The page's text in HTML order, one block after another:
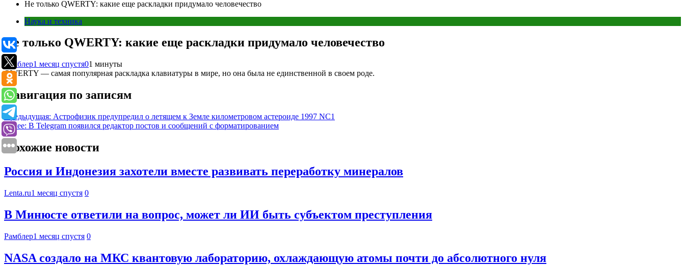
Не только QWERTY: какие еще раскладки придумало человечество
Наука и техника
Не только QWERTY: какие еще раскладки придумало человечество
Рамблер1 месяц спустя01 минуты
QWERTY — самая популярная раскладка клавиатуры в мире, но она была не единственной в своем роде.
Навигация по записям
Предыдущая: Астрофизик предупредил о летящем к Земле километровом астероиде 1997 NC1
Далее: В Telegram появился редактор постов и сообщений с форматированием
Похожие новости
Россия и Индонезия захотели вместе развивать переработку минералов
Lenta.ru1 месяц спустя 0
В Минюсте ответили на вопрос, может ли ИИ быть субъектом преступления
Рамблер1 месяц спустя 0
NASA создало на МКС квантовую лабораторию, охлаждающую атомы почти до абсолютного нуля